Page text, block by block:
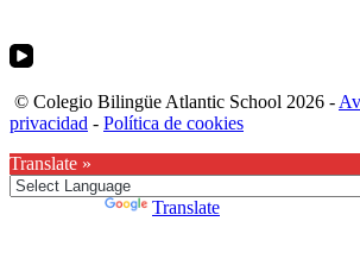
© Colegio Bilingüe Atlantic School 2026 -
privacidad - Política de cookies
Translate »
Translate